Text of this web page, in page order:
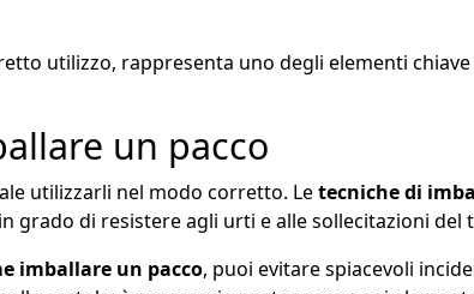
utilizzo, rappresenta uno degli elementi
un pacco
utilizzarli nel modo corretto. Letecniche di
grado di resistere agli urti e alle sollecitazioni del
imballare un pacco, puoi evitare spiacevoli